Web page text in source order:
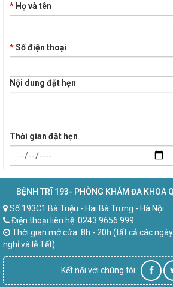
* Họ và tên
*Số điện thoại
Nội dung đặt hẹn
Thời gian đặt hẹn
BỆNH TRĨ 193- PHÒNG KHÁM ĐA KHOA
Số 193C1 Bà Triệu - Hai Bà Trưng - Hà Nội
Điện thoại liên hệ: 0243.9656.999
Thời gian mở cửa: 8h - 20h (tất cả các
nghỉ và lễ Tết)
Kết nối với chúng tôi :